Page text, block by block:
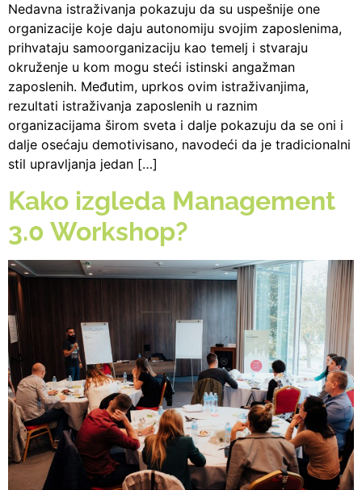
Nedavna istraživanja pokazuju da su uspešnije one
organizacije koje daju autonomiju svojim zaposlenima,
prihvataju samoorganizaciju kao temelj i stvaraju
okruženje u kom mogu steći istinski angažman
zaposlenih. Međutim, uprkos ovim istraživanjima,
rezultati istraživanja zaposlenih u raznim
organizacijama širom sveta i dalje pokazuju da se oni i
dalje osećaju demotivisano, navodeći da je tradicionalni
stil upravljanja jedan […]
Kako izgleda Management
3.0 Workshop?